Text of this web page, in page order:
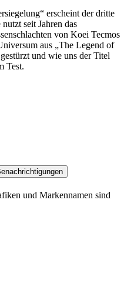
erscheint der dritte
seit Jahren das
von Koei Tecmos
aus „The Legend of
und wie uns der Titel
Test.
und Markennamen sind